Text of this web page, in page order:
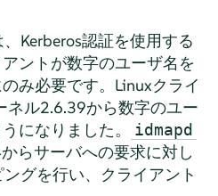
Kerberos認証を使用する
ントが数字のユーザ名を
み必要です。Linuxクライ
ネル2.6.39から数字のユー
になりました。
idmapd
らサーバへの要求に対し
グを行い、クライアント